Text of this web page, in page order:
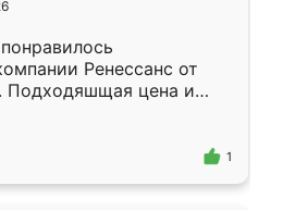
Ренессанс от
Подходяшщая цена и
Приехавший
Владислав
эскизу самый
1